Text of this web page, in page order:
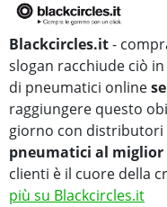
Blackcircles.it-
slogan racchiude ciò
di pneumatici online
raggiungere questo
giorno con
pneumatici al miglior
clienti è il cuore della
più su Blackcircles.it